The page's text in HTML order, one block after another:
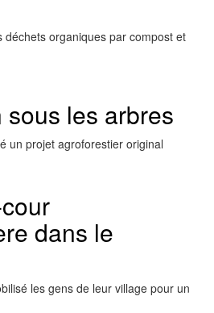
déchets organiques par compost et
sous les arbres
un projet agroforestier original
dans le
les gens de leur village pour un